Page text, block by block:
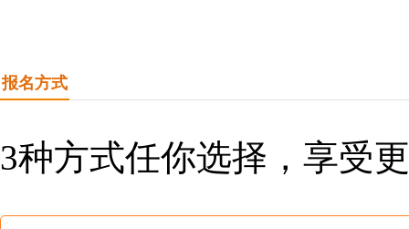
报名方式
3种方式任你选择，享受